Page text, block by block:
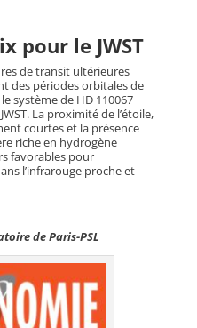
pour le JWST
de transit ultérieures
des périodes orbitales de
système de HD 110067
La proximité de l’étoile,
courtes et la présence
riche en hydrogène
favorables pour
l’infrarouge proche et
de Paris-PSL